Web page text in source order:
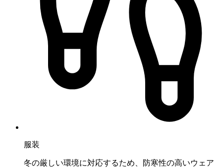
服装
冬の厳しい環境に対応するため、防寒性の高いウェア